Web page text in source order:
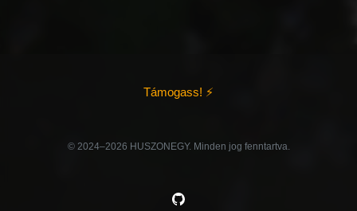
Támogass! ⚡
©️ 2024–2026 HUSZONEGY. Minden jog fenntartva.